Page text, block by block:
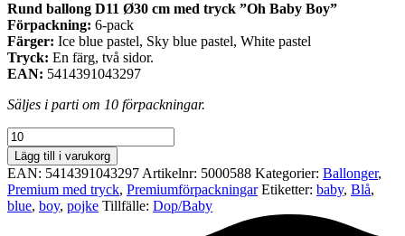
Rund ballong D11 Ø30 cm med tryck ”Oh Baby Boy”
Förpackning: 6-pack
Färger: Ice blue pastel, Sky blue pastel, White pastel
Tryck: En färg, två sidor.
EAN: 5414391043297
Säljes i parti om 10 förpackningar.
Premiumförpackning
Ø30
cm
-
Oh
Baby
Lägg till i varukorg
EAN: 5414391043297 Artikelnr: 5000588 Kategorier: Ballonger,
Premium med tryck, Premium­förpackningar Etiketter: baby, Blå,
blue, boy, pojke Tillfälle: Dop/Baby